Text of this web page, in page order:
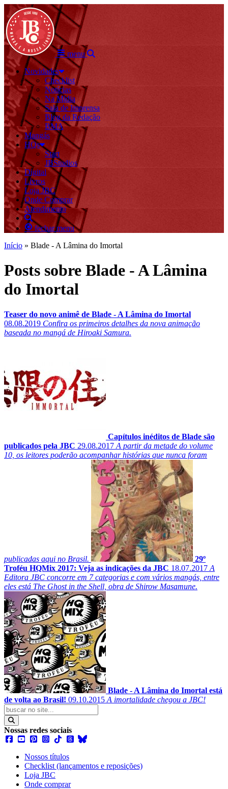
menu
Novidades
Checklist
Notícias
Na Mídia
Sala de Imprensa
Blog da Redação
BMA
Mangás
HQs
Start
JBStudios
Digital
Livros
Loja JBC
Onde Comprar
Atendimento
fechar menu
Início » Blade - A Lâmina do Imortal
Posts sobre Blade - A Lâmina
do Imortal
Teaser do novo animê de Blade - A Lâmina do Imortal
08.08.2019 Confira os primeiros detalhes da nova animação
baseada no mangá de Hiroaki Samura.
Capítulos inéditos de Blade são
publicados pela JBC 29.08.2017 A partir da metade do volume
10, os leitores poderão acompanhar histórias que nunca foram
publicadas aqui no Brasil.
29º
Troféu HQMix 2017: Veja as indicações da JBC 18.07.2017 A
Editora JBC concorre em 7 categorias e com vários mangás, entre
eles está The Ghost in the Shell, obra de Shirow Masamune.
Blade - A Lâmina do Imortal está
de volta ao Brasil! 09.10.2015 A imortalidade chegou a JBC!
Nossas redes sociais
Nossos títulos
Checklist (lançamentos e reposições)
Loja JBC
Onde comprar